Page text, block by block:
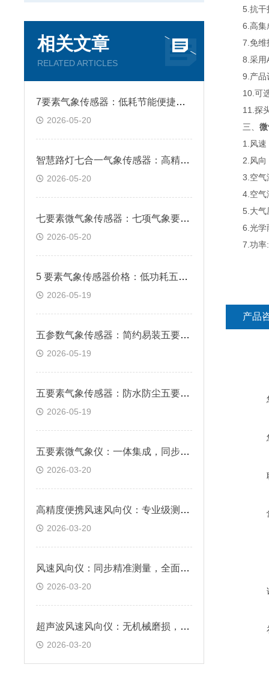
相关文章
RELATED ARTICLES
7要素气象传感器：低耗节能便捷组网 轻松搭建网格化监测站
2026-05-20
智慧路灯七合一气象传感器：高精度传感内核 精准捕捉细微气象变化
2026-05-20
七要素微气象传感器：七项气象要素集成 一机集齐全域环境数据
2026-05-20
5 要素气象传感器价格：低功耗五要素监测传感器 多场地通用适配
2026-05-19
五参数气象传感器：简约易装五要素气象设备 快速布设省时省力
2026-05-19
五要素气象传感器：防水防尘五要素传感器 户外长期稳定作业
2026-05-19
五要素微气象仪：一体集成，同步精准感知核心气象数据
2026-03-20
高精度便携风速风向仪：专业级测量，满足户外监测需求
2026-03-20
风速风向仪：同步精准测量，全面掌握风场信息
2026-03-20
超声波风速风向仪：无机械磨损，免维护，响应快速
2026-03-20
5.抗干扰
6.高集成
7.免维
8.采用
9.产品设
10.可选
11.探头
三、
1.风速：
2.风向：
3.空气温
4.空气湿
5.大气压
6.光学雨
7.功率
产品